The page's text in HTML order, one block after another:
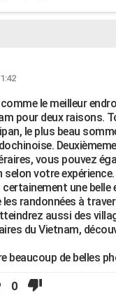
le meilleur
pour deux raisons.
le plus beau
vous pouvez
votre expérience.
une belle
randonnées à
aussi des
du Vietnam,
beaucoup de belles
0